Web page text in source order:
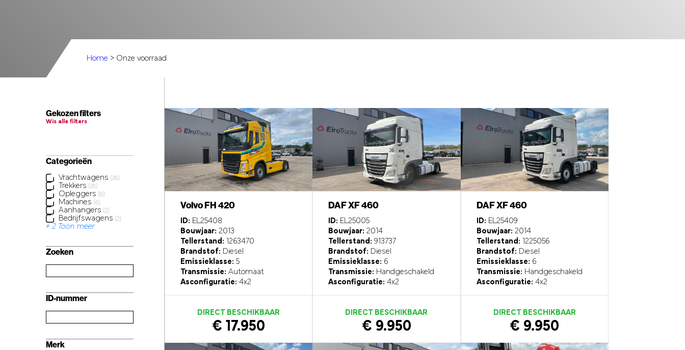
Home > Onze voorraad
Gekozen filters
Wis alle filters
Categorieën
Vrachtwagens (28)
Trekkers (28)
Opleggers (8)
Machines (6)
Aanhangers (2)
Bedrijfswagens (2)
+ 2 Toon meer
Zoeken
ID-nummer
Merk
Volvo FH 420
ID: EL25408
Bouwjaar: 2013
Tellerstand: 1263470
Brandstof: Diesel
Emissieklasse: 5
Transmissie: Automaat
Asconfiguratie: 4x2
DIRECT BESCHIKBAAR
€ 17.950
DAF XF 460
ID: EL25005
Bouwjaar: 2014
Tellerstand: 913737
Brandstof: Diesel
Emissieklasse: 6
Transmissie: Handgeschakeld
Asconfiguratie: 4x2
DIRECT BESCHIKBAAR
€ 9.950
DAF XF 460
ID: EL25409
Bouwjaar: 2014
Tellerstand: 1225056
Brandstof: Diesel
Emissieklasse: 6
Transmissie: Handgeschakeld
Asconfiguratie: 4x2
DIRECT BESCHIKBAAR
€ 9.950